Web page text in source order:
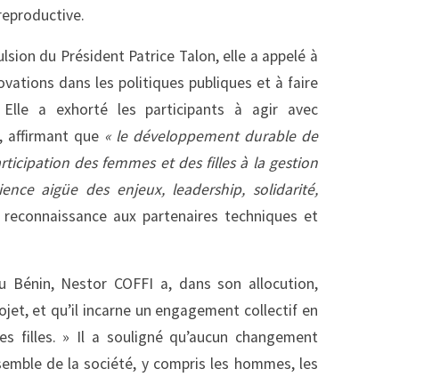
du Président Patrice Talon, elle a appelé à
dans les politiques publiques et à faire
Elle a exhorté les participants à agir avec
affirmant que « le développement durable de
des femmes et des filles à la gestion
aigüe des enjeux, leadership, solidarité,
aux partenaires techniques et
Bénin, Nestor COFFI a, dans son allocution,
et qu’il incarne un engagement collectif en
filles. » Il a souligné qu’aucun changement
de la société, y compris les hommes, les